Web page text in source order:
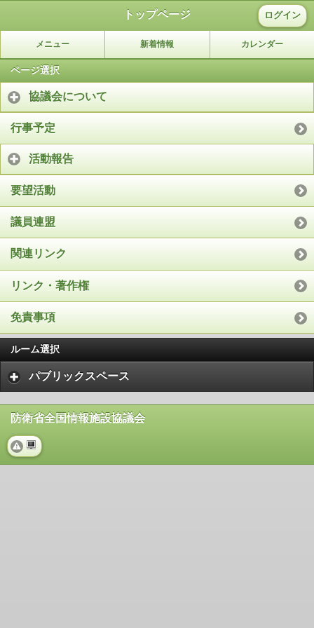
トップページ ログイン
メニュー 新着情報 カレンダー
ページ選択
協議会について
行事予定
活動報告
要望活動
議員連盟
関連リンク
リンク・著作権
免責事項
ルーム選択
パブリックスペース
防衛省全国情報施設協議会